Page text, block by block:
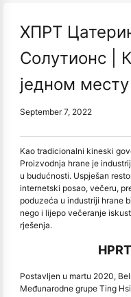
ХПРТ
Солутионс |
једном
September 7, 2022
Kao tradicionalni kineski
Proizvodnja hrane je
u budućnosti. Uspješan
internetski posao, večeru,
poduzeća u industriji hrane
nego i lijepo večeranje
rješenja.
Postavljen u martu 2020,
Međunarodne grupe Ting